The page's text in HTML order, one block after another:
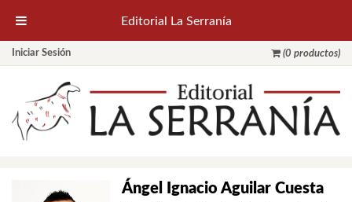
Iniciar Sesión (0 productos)
Ángel Ignacio Aguilar Cuesta
Editorial La Serranía